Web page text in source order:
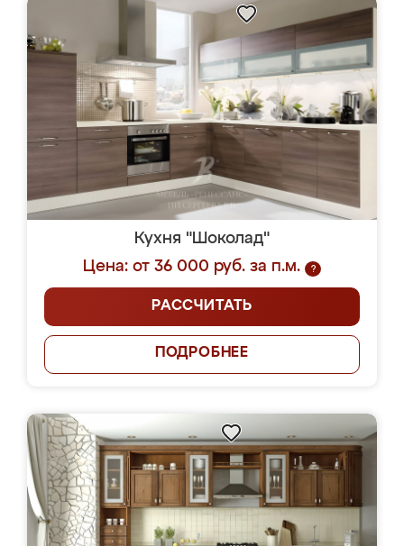
Кухня "Шоколад"
Цена: от 36 000 руб. за п.м.
?
РАССЧИТАТЬ
ПОДРОБНЕЕ